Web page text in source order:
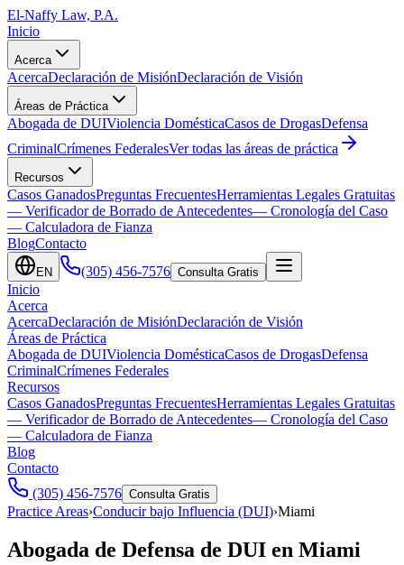
El-Naffy Law, P.A.
Inicio
Acerca
AcercaDeclaración de MisiónDeclaración de Visión
Áreas de Práctica
Abogada de DUIViolencia DomésticaCasos de DrogasDefensa
CriminalCrímenes FederalesVer todas las áreas de práctica
Recursos
Casos GanadosPreguntas FrecuentesHerramientas Legales Gratuitas
— Verificador de Borrado de Antecedentes— Cronología del Caso
— Calculadora de Fianza
BlogContacto
EN (305) 456-7576 Consulta Gratis
Inicio
Acerca
AcercaDeclaración de MisiónDeclaración de Visión
Áreas de Práctica
Abogada de DUIViolencia DomésticaCasos de DrogasDefensa
CriminalCrímenes Federales
Recursos
Casos GanadosPreguntas FrecuentesHerramientas Legales Gratuitas
— Verificador de Borrado de Antecedentes— Cronología del Caso
— Calculadora de Fianza
Blog
Contacto
(305) 456-7576 Consulta Gratis
Practice Areas›Conducir bajo Influencia (DUI)›Miami
Abogada de Defensa de DUI en Miami